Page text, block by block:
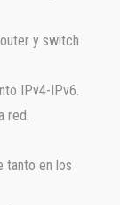
y switch
IPv4-IPv6.
red.
tanto en los